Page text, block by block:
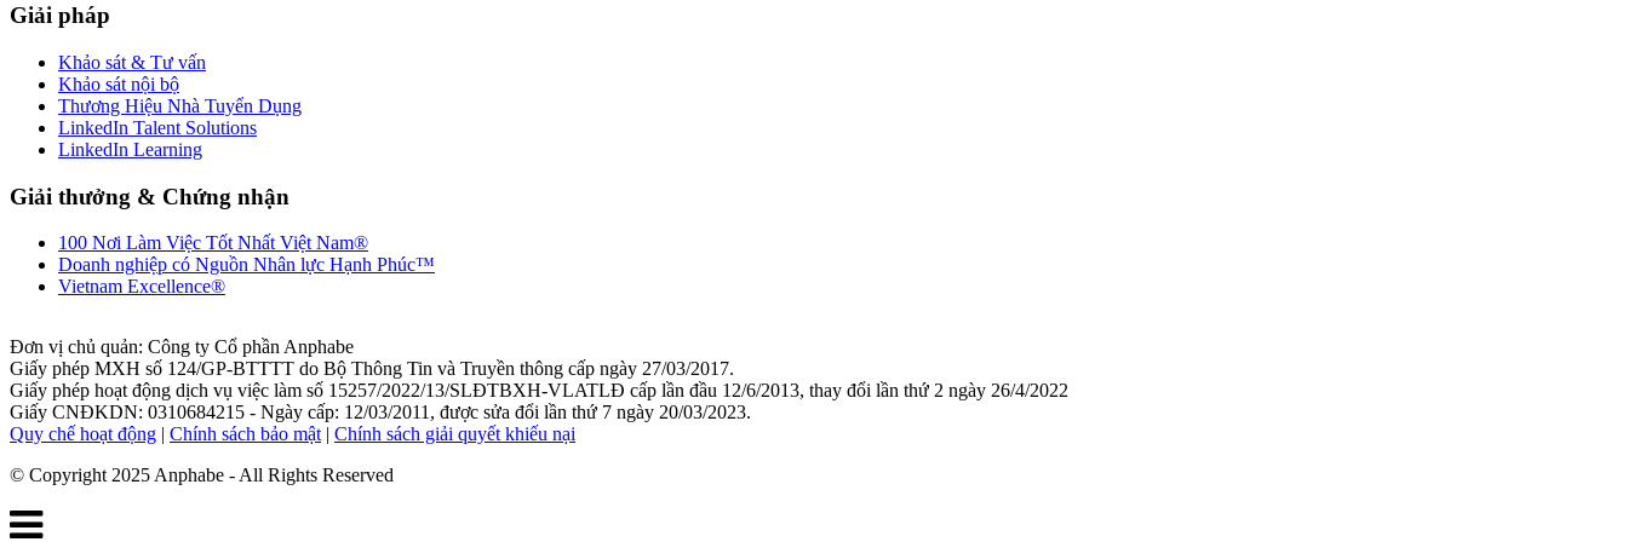
Giải pháp
Khảo sát & Tư vấn
Khảo sát nội bộ
Thương Hiệu Nhà Tuyển Dụng
LinkedIn Talent Solutions
LinkedIn Learning
Giải thưởng & Chứng nhận
100 Nơi Làm Việc Tốt Nhất Việt Nam®
Doanh nghiệp có Nguồn Nhân lực Hạnh Phúc™
Vietnam Excellence®
Đơn vị chủ quản: Công ty Cổ phần Anphabe
Giấy phép MXH số 124/GP-BTTTT do Bộ Thông Tin và Truyền thông cấp ngày 27/03/2017.
Giấy phép hoạt động dịch vụ việc làm số 15257/2022/13/SLĐTBXH-VLATLĐ cấp lần đầu 12/6/2013, thay đổi lần thứ 2 ngày 26/4/2022
Giấy CNĐKDN: 0310684215 - Ngày cấp: 12/03/2011, được sửa đổi lần thứ 7 ngày 20/03/2023.
Quy chế hoạt động | Chính sách bảo mật| Chính sách giải quyết khiếu nại
© Copyright 2025 Anphabe - All Rights Reserved